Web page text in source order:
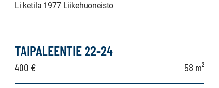
Liiketila 1977 Liikehuoneisto
TAIPALEENTIE 22-24
400 € 58 m²